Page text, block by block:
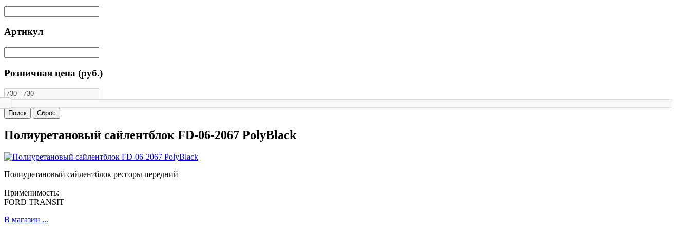
Артикул
Розничная цена (руб.)
Полиуретановый сайлентблок FD-06-2067 PolyBlack
Полиуретановый сайлентблок рессоры передний
Применимость:
FORD TRANSIT
В магазин ...